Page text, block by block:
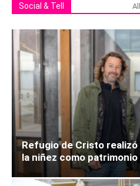
Social & Tell All
Refugio de Cristo
la niñez como